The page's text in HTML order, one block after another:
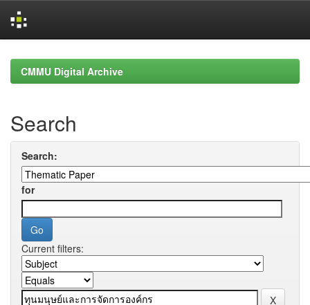
navigationCMMU Digital Archive
Search
Search:
for
Current filters: